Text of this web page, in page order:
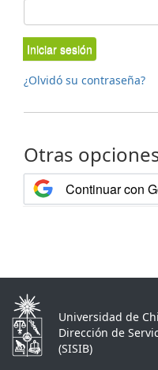
Iniciar sesión
¿Olvidó su contraseña?
Otras
Continuar con
Universidad de
Dirección de
(SISIB)